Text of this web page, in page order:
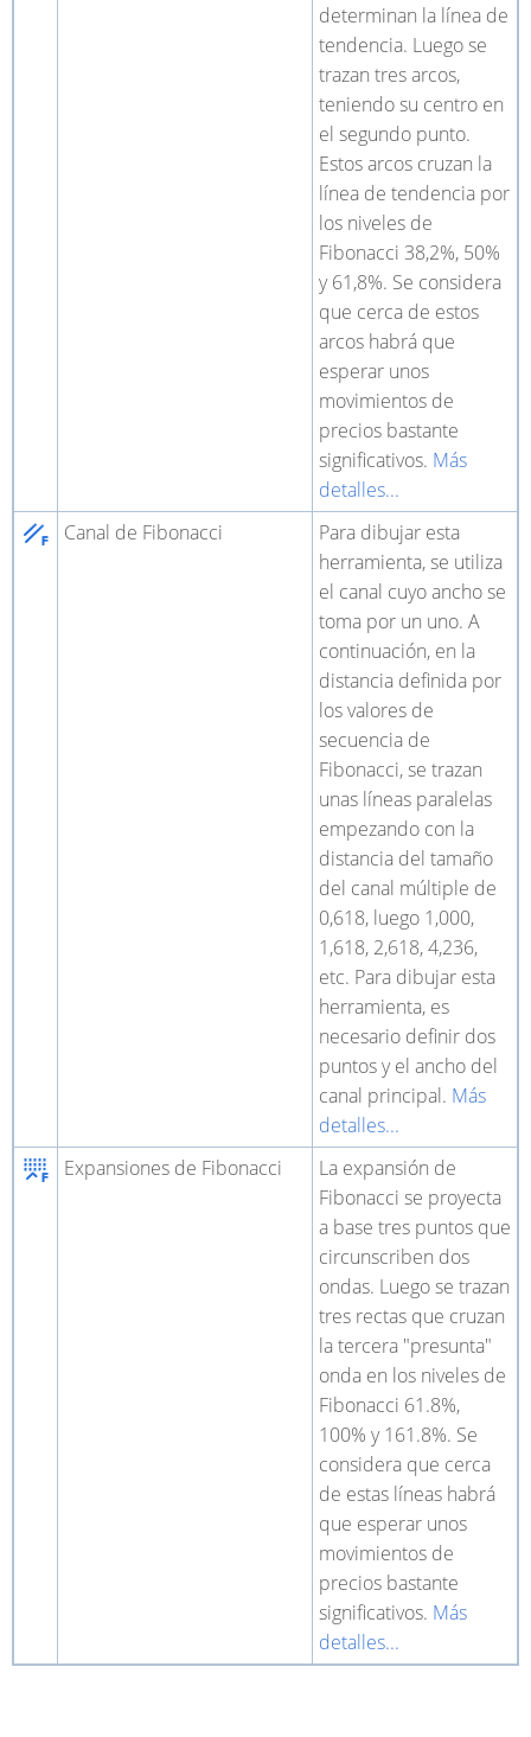
determinan la línea de
tendencia. Luego se
trazan tres arcos,
teniendo su centro en
el segundo punto.
Estos arcos cruzan la
línea de tendencia por
los niveles de
Fibonacci 38,2%, 50%
y 61,8%. Se considera
que cerca de estos
arcos habrá que
esperar unos
movimientos de
precios bastante
significativos. Más
detalles...
Canal de Fibonacci
Para dibujar esta
herramienta, se utiliza
el canal cuyo ancho se
toma por un uno. A
continuación, en la
distancia definida por
los valores de
secuencia de
Fibonacci, se trazan
unas líneas paralelas
empezando con la
distancia del tamaño
del canal múltiple de
0,618, luego 1,000,
1,618, 2,618, 4,236,
etc. Para dibujar esta
herramienta, es
necesario definir dos
puntos y el ancho del
canal principal. Más
detalles...
Expansiones de Fibonacci
La expansión de
Fibonacci se proyecta
a base tres puntos que
circunscriben dos
ondas. Luego se trazan
tres rectas que cruzan
la tercera "presunta"
onda en los niveles de
Fibonacci 61.8%,
100% y 161.8%. Se
considera que cerca
de estas líneas habrá
que esperar unos
movimientos de
precios bastante
significativos. Más
detalles...